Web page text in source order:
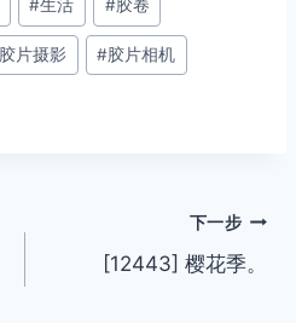
#生活 #胶卷
胶片摄影 #胶片相机
下一步
[12443] 樱花季。